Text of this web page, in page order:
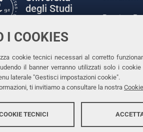
I COOKIES
cookie tecnici necessari al corretto
il banner verranno utilizzati solo i
laterale "Gestisci impostazioni cookie".
ti invitiamo a consultare la nostra
TECNICI
degli Studi
LinkedinInstagram
Youtube
Rettrice: